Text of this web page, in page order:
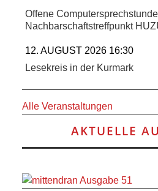
EIGENER
SACHE
RAUM UND
VERKEHR
Offene
Nachbarschaftstreffpunkt
12. AUGUST 2026 16:30
Lesekreis in der Kurmark
Alle Veranstaltungen
AKTUELLE